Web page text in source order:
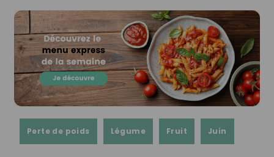
Perte de poids Légume Fruit Juin